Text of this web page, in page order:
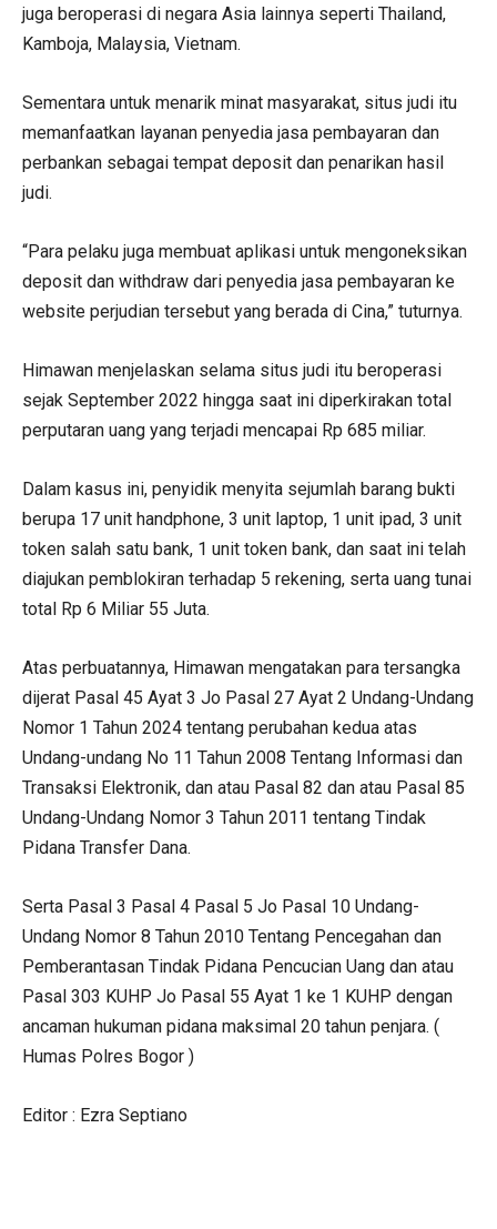
juga beroperasi di negara Asia lainnya seperti Thailand,
Kamboja, Malaysia, Vietnam.
Sementara untuk menarik minat masyarakat, situs judi itu
memanfaatkan layanan penyedia jasa pembayaran dan
perbankan sebagai tempat deposit dan penarikan hasil
judi.
“Para pelaku juga membuat aplikasi untuk mengoneksikan
deposit dan withdraw dari penyedia jasa pembayaran ke
website perjudian tersebut yang berada di Cina,” tuturnya.
Himawan menjelaskan selama situs judi itu beroperasi
sejak September 2022 hingga saat ini diperkirakan total
perputaran uang yang terjadi mencapai Rp 685 miliar.
Dalam kasus ini, penyidik menyita sejumlah barang bukti
berupa 17 unit handphone, 3 unit laptop, 1 unit ipad, 3 unit
token salah satu bank, 1 unit token bank, dan saat ini telah
diajukan pemblokiran terhadap 5 rekening, serta uang tunai
total Rp 6 Miliar 55 Juta.
Atas perbuatannya, Himawan mengatakan para tersangka
dijerat Pasal 45 Ayat 3 Jo Pasal 27 Ayat 2 Undang-Undang
Nomor 1 Tahun 2024 tentang perubahan kedua atas
Undang-undang No 11 Tahun 2008 Tentang Informasi dan
Transaksi Elektronik, dan atau Pasal 82 dan atau Pasal 85
Undang-Undang Nomor 3 Tahun 2011 tentang Tindak
Pidana Transfer Dana.
Serta Pasal 3 Pasal 4 Pasal 5 Jo Pasal 10 Undang-
Undang Nomor 8 Tahun 2010 Tentang Pencegahan dan
Pemberantasan Tindak Pidana Pencucian Uang dan atau
Pasal 303 KUHP Jo Pasal 55 Ayat 1 ke 1 KUHP dengan
ancaman hukuman pidana maksimal 20 tahun penjara. (
Humas Polres Bogor )
Editor : Ezra Septiano